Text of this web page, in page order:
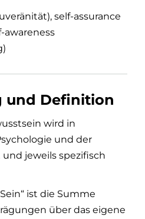
self-assurance
awareness
und Definition
wird in
und der
jeweils spezifisch
ist die Summe
über das eigene